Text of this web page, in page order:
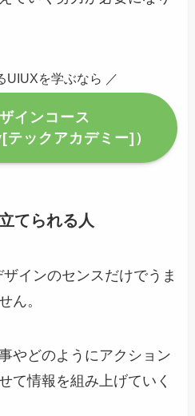
UIUXを学ぶなら ／
インコース
ックアカデミー]）
てられる人
インのセンスだけでうま
ん。
やどのようにアクション
て情報を組み上げていく